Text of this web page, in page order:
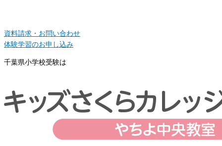
資料請求・お問い合わせ
体験学習のお申し込み
千葉県小学校受験は